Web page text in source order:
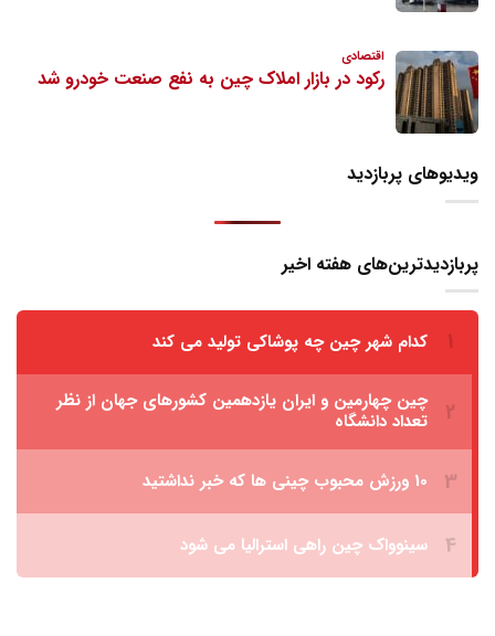
ویدیوهای پربازدید
پربازدیدترین‌های هفته اخیر